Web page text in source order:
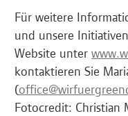
Für weitere
und unsere
Website unter
kontaktieren Sie
(
Fotocredit: Christian